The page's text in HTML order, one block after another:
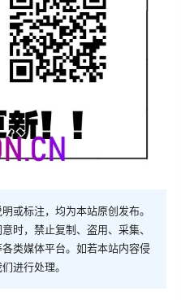
或标注，均为本站原创发布。
时，禁止复制、盗用、采集、
类媒体平台。如若本站内容侵
进行处理。